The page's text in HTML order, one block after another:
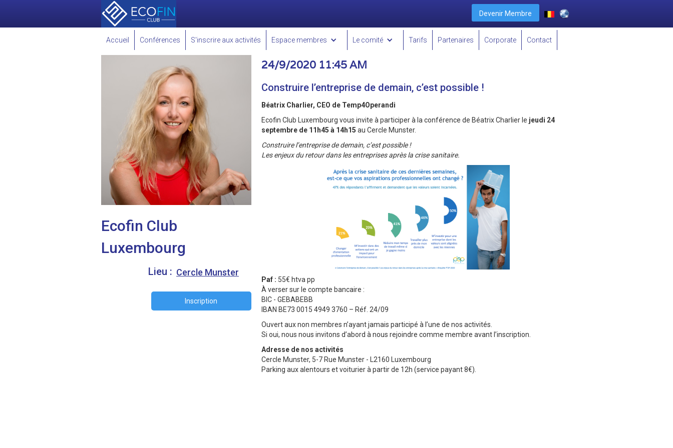
Devenir Membre
Accueil Conférences S'inscrire aux activités Espace membres Le comité Tarifs Partenaires Corporate Contact
Ecofin Club
Luxembourg
Lieu : Cercle Munster
Inscription
24/9/2020 11:45 AM
Construire l’entreprise de demain, c’est possible !
Béatrix Charlier, CEO de Temp4Operandi
Ecofin Club Luxembourg vous invite à participer à la conférence de Béatrix Charlier le jeudi 24
septembre de 11h45 à 14h15 au Cercle Munster.
Construire l’entreprise de demain, c’est possible !
Les enjeux du retour dans les entreprises après la crise sanitaire.
Paf : 55€ htva pp
À verser sur le compte bancaire :
BIC - GEBABEBB
IBAN BE73 0015 4949 3760 – Réf. 24/09
Ouvert aux non membres n’ayant jamais participé à l’une de nos activités.
Si oui, nous nous invitons d’abord à nous rejoindre comme membre avant l’inscription.
Adresse de nos activités
Cercle Munster, 5-7 Rue Munster - L2160 Luxembourg
Parking aux alentours et voiturier à partir de 12h (service payant 8€).